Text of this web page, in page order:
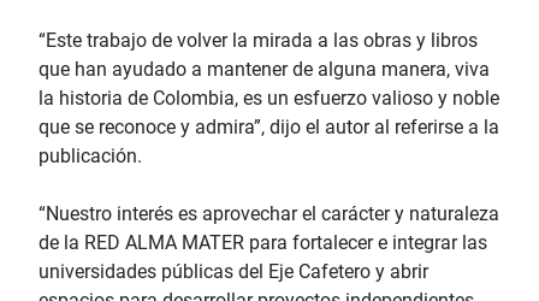
“Este trabajo de volver la mirada a las obras y libros
que han ayudado a mantener de alguna manera, viva
la historia de Colombia, es un esfuerzo valioso y noble
que se reconoce y admira”, dijo el autor al referirse a la
publicación.
“Nuestro interés es aprovechar el carácter y naturaleza
de la RED ALMA MATER para fortalecer e integrar las
universidades públicas del Eje Cafetero y abrir